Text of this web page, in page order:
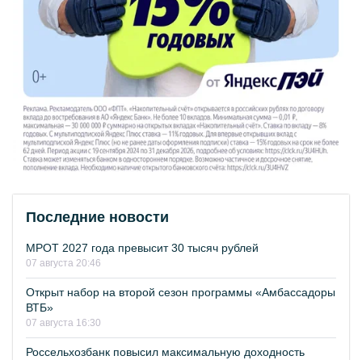
Последние новости
МРОТ 2027 года превысит 30 тысяч рублей
07 августа 20:46
Открыт набор на второй сезон программы «Амбассадоры
ВТБ»
07 августа 16:30
Россельхозбанк повысил максимальную доходность